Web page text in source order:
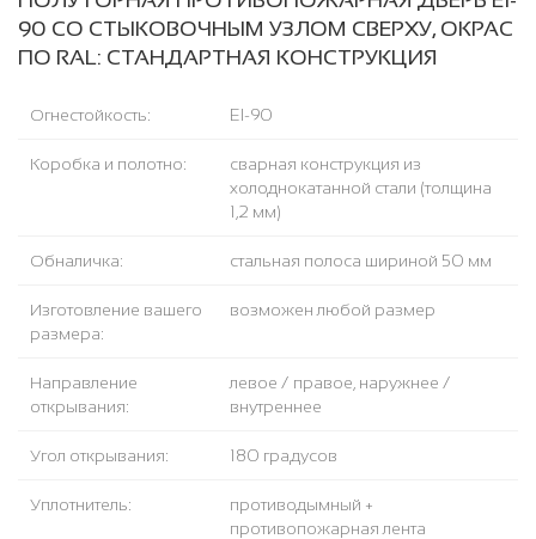
90 СО СТЫКОВОЧНЫМ УЗЛОМ СВЕРХУ, ОКРАС
ПО RAL: СТАНДАРТНАЯ КОНСТРУКЦИЯ
Огнестойкость: EI-90
Коробка и полотно:
сварная конструкция из
холоднокатанной стали (толщина
1,2 мм)
Обналичка: стальная полоса шириной 50 мм
Изготовление вашего
размера:
возможен любой размер
Направление
открывания:
левое / правое, наружнее /
внутреннее
Угол открывания: 180 градусов
Уплотнитель:
противодымный +
противопожарная лента